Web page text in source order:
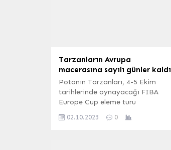
Tarzanların Avrupa
macerasına sayılı günler kaldı
Potanın Tarzanları, 4-5 Ekim
tarihlerinde oynayacağı FIBA
Europe Cup eleme turu
Başantrenör Ahmet Kandemir
02.10.2023 0